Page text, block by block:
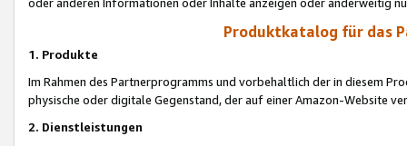
Produktkatalog für das
1. Produkte
Im Rahmen des Partnerprogramms und vorbehaltlich der in diesem
physische oder digitale Gegenstand, der auf einer Amazon-Website
2. Dienstleistungen